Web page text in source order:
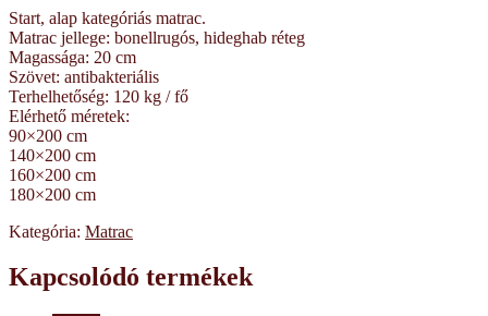
Start, alap kategóriás matrac.
Matrac jellege: bonellrugós, hideghab réteg
Magassága: 20 cm
Szövet: antibakteriális
Terhelhetőség: 120 kg / fő
Elérhető méretek:
90×200 cm
140×200 cm
160×200 cm
180×200 cm
Kategória: Matrac
Kapcsolódó termékek